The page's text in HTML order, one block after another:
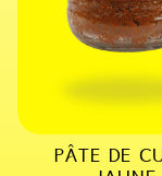
PÂTE DE